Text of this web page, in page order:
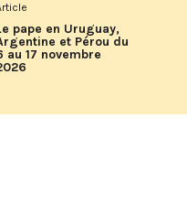
pape en Uruguay,
et Pérou du
au 17 novembre